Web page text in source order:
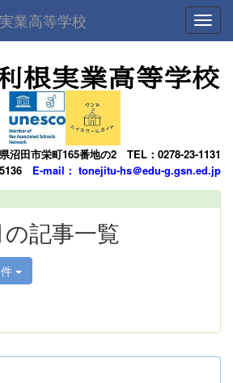
業高等学校
沼田市栄町165番地の2 TEL：0278-23-1131
E-mail： tonejitu-hs＠edu-g.gsn.ed.jp
記事一覧